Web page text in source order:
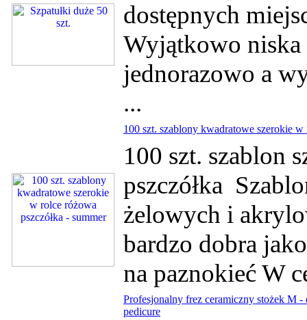
dostępnych
Wyjątkowo niska
jednorazowo a
...
100 szt. szablony kwadratowe szerokie w
100 szt. szablon
pszczółka
żelowych i
bardzo dobra
na paznokieć W
Profesjonalny frez ceramiczny stożek M
pedicure